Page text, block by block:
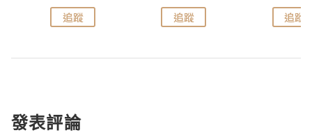
追蹤 追蹤 追蹤
發表評論